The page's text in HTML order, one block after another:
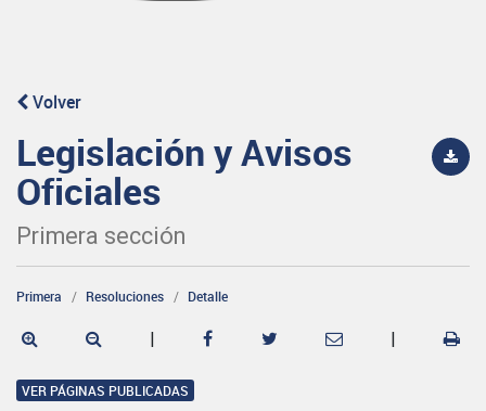
Volver
Legislación y Avisos
Oficiales
Primera sección
Primera Resoluciones Detalle
| |
VER PÁGINAS PUBLICADAS